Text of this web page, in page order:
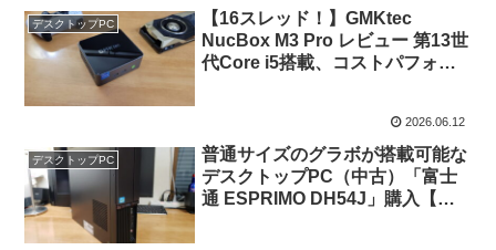
デスクトップPC
【16スレッド！】GMKtec
NucBox M3 Pro レビュー 第13世
代Core i5搭載、コストパフォー
2026.06.12
デスクトップPC
普通サイズのグラボが搭載可能な
デスクトップPC（中古）「富士
通 ESPRIMO DH54J」購入【格